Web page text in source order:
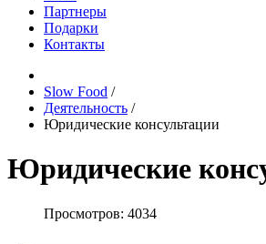
Партнеры
Подарки
Контакты
Slow Food /
Деятельность /
Юридические консультации
Юридические
Просмотров: 4034